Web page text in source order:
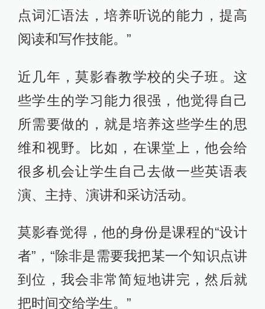
点词汇语法，培养听说的能力，提高
阅读和写作技能。”
近几年，莫影春教学校的尖子班。这
些学生的学习能力很强，他觉得自己
所需要做的，就是培养这些学生的思
维和视野。比如，在课堂上，他会给
很多机会让学生自己去做一些英语表
演、主持、演讲和采访活动。
莫影春觉得，他的身份是课程的“设计
者”，“除非是需要我把某一个知识点讲
到位，我会非常简短地讲完，然后就
把时间交给学生。”